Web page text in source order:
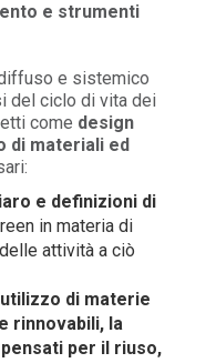
e strumenti
e sistemico
del ciclo di vita dei
come design
di materiali ed
e definizioni di
in materia di
attività a ciò
di materie
rinnovabili, la
per il riuso,